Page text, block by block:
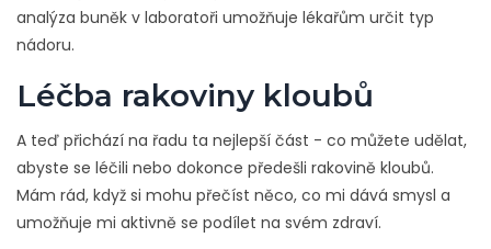
analýza buněk v laboratoři umožňuje lékařům určit typ
nádoru.
Léčba rakoviny kloubů
A teď přichází na řadu ta nejlepší část - co můžete udělat,
abyste se léčili nebo dokonce předešli rakovině kloubů.
Mám rád, když si mohu přečíst něco, co mi dává smysl a
umožňuje mi aktivně se podílet na svém zdraví.